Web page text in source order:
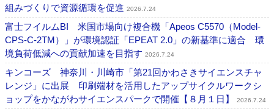
組みづくりで資源循環を促進 2026.7.24
富士フイルムBI 米国市場向け複合機「Apeos C5570（Model-
CPS-C-2TM）」が環境認証「EPEAT 2.0」の新基準に適合 環
境負荷低減への貢献加速を目指す 2026.7.24
キンコーズ 神奈川・川崎市「第21回かわさきサイエンスチャ
レンジ」に出展 印刷端材を活用したアップサイクルワークシ
ョップをかながわサイエンスパークで開催【８月１日】
2026.7.24